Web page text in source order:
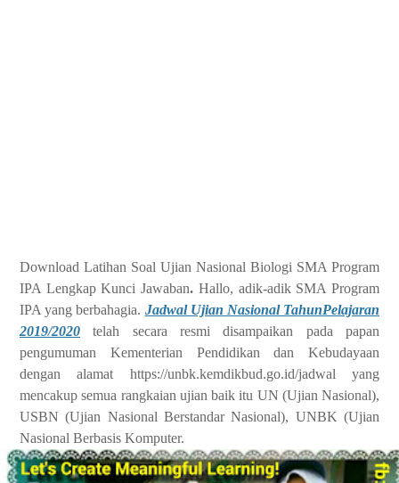
Download Latihan Soal Ujian Nasional Biologi SMA Program
IPA Lengkap Kunci Jawaban. Hallo, adik-adik SMA Program
IPA yang berbahagia. Jadwal Ujian Nasional TahunPelajaran
2019/2020 telah secara resmi disampaikan pada papan
pengumuman Kementerian Pendidikan dan Kebudayaan
dengan alamat https://unbk.kemdikbud.go.id/jadwal yang
mencakup semua rangkaian ujian baik itu UN (Ujian Nasional),
USBN (Ujian Nasional Berstandar Nasional), UNBK (Ujian
Nasional Berbasis Komputer.